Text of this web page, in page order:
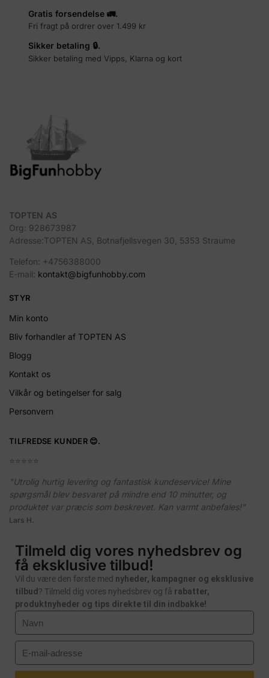
Gratis forsendelse 🚛.
Fri fragt på ordrer over 1.499 kr
Sikker betaling 🔒.
Sikker betaling med Vipps, Klarna og kort
TOPTEN AS
Org: 928673987
Adresse:TOPTEN AS, Botnafjellsvegen 30, 5353 Straume
Telefon: +4756388000
E-mail: kontakt@bigfunhobby.com
STYR
Min konto
Bliv forhandler af TOPTEN AS
Blogg
Kontakt os
Vilkår og betingelser for salg
Personvern
TILFREDSE KUNDER 😊.
⭐️⭐️⭐️⭐️⭐️
"Utrolig hurtig levering og fantastisk kundeservice! Mine
spørgsmål blev besvaret på mindre end 10 minutter, og
produktet var præcis som beskrevet. Kan varmt anbefales!"
Lars H.
Tilmeld dig vores nyhedsbrev og
få eksklusive tilbud!
Vil du være den første med nyheder, kampagner og eksklusive
tilbud ? Tilmeld dig vores nyhedsbrev og få rabatter,
produktnyheder og tips direkte til din indbakke!